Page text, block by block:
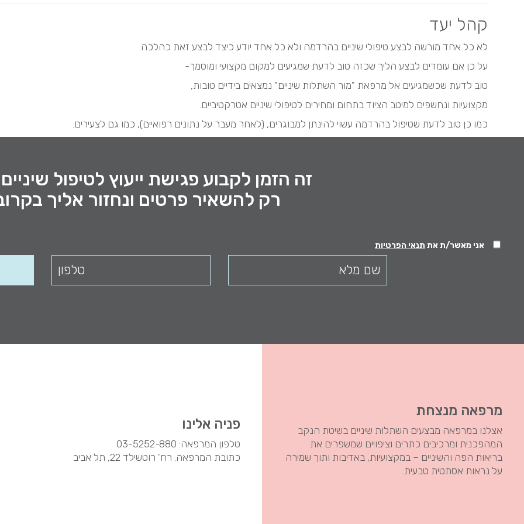
קהל יעד
לא כל אחד מורשה לבצע טיפולי שיניים בהרדמה ולא כל אחד יודע כיצד לבצע זאת כהלכה.
על כן אם עומדים לבצע הליך שכזה טוב לדעת שמגיעים למקום מקצועי ומוסמך-
טוב לדעת שכשמגיעים אל מרפאת "מור השתלות שיניים" נמצאים בידיים טובות,
מקצועיות ונחשפים למיטב הציוד בתחום ומחירים לטיפולי שיניים אטרקטיביים.
כמו כן טוב לדעת שטיפול בהרדמה עשוי להינתן למבוגרים, (לאחר מעבר על נתונים רפואיים), כמו גם לצעירים.
זה הזמן לקבוע פגישת ייעוץ לטיפול
רק להשאיר פרטים ונחזור אליך
אני מאשר/ת את תנאי הפרטיות
מרפאה מנצחת
אצלנו במרפאה מבצעים השתלות שיניים בשיטת הנקב
המהפכנית ומרכיבים כתרים וציפויים שמשפרים את
בריאות הפה והשיניים – במקצועיות, באדיבות ותוך שמירה
על נראות אסתטית טבעית.
פניה אלינו
טלפון המרפאה: 03-5252-880
כתובת המרפאה: רח' רוטשילד 22, תל אביב